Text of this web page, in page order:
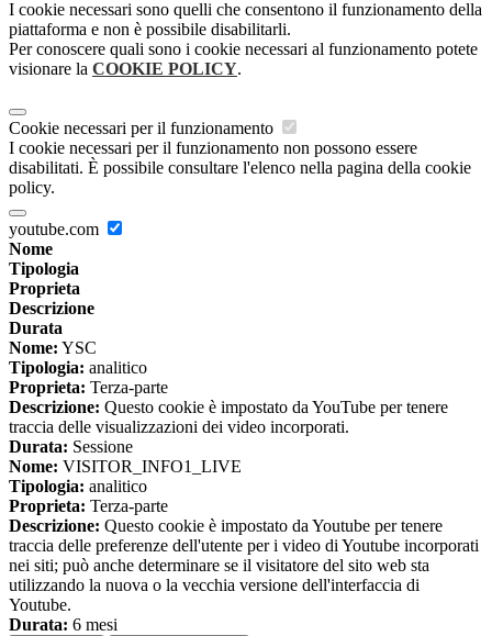
I cookie necessari sono quelli che consentono il funzionamento della
piattaforma e non è possibile disabilitarli.
Per conoscere quali sono i cookie necessari al funzionamento potete
visionare la COOKIE POLICY.
Cookie necessari per il funzionamento
I cookie necessari per il funzionamento non possono essere
disabilitati. È possibile consultare l'elenco nella pagina della cookie
policy.
youtube.com
Nome
Tipologia
Proprieta
Descrizione
Durata
Nome: YSC
Tipologia: analitico
Proprieta: Terza-parte
Descrizione: Questo cookie è impostato da YouTube per tenere
traccia delle visualizzazioni dei video incorporati.
Durata: Sessione
Nome: VISITOR_INFO1_LIVE
Tipologia: analitico
Proprieta: Terza-parte
Descrizione: Questo cookie è impostato da Youtube per tenere
traccia delle preferenze dell'utente per i video di Youtube incorporati
nei siti; può anche determinare se il visitatore del sito web sta
utilizzando la nuova o la vecchia versione dell'interfaccia di
Youtube.
Durata: 6 mesi